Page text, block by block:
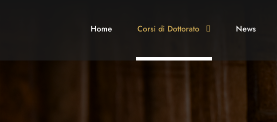
Home Corsi di Dottorato News